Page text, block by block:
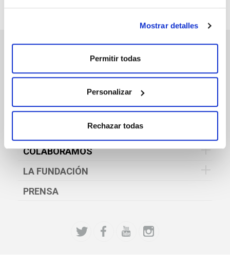
Mostrar detalles
Permitir todas
Personalizar
Rechazar todas
DEPORTE
EDUCACIÓN Y FORMACIÓN
COLABORAMOS
LA FUNDACIÓN
PRENSA